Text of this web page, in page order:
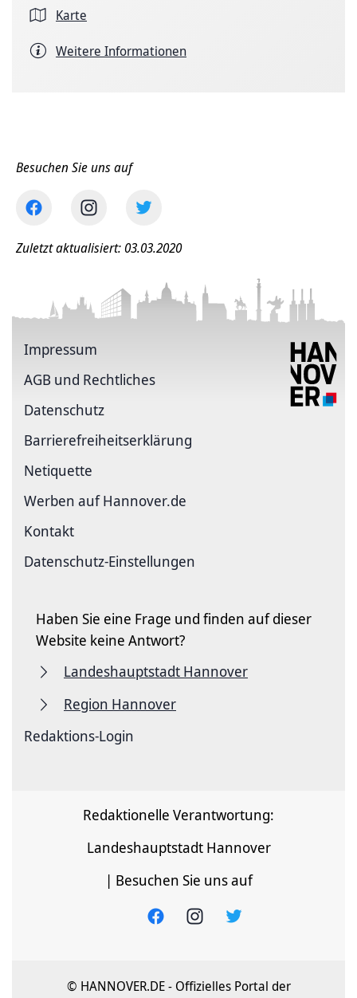
Karte
Weitere Informationen
Besuchen Sie uns auf
Zuletzt aktualisiert: 03.03.2020
Impressum
AGB und Rechtliches
Datenschutz
Barriere­freiheits­erklärung
Netiquette
Werben auf Hannover.de
Kontakt
Datenschutz-Einstellungen
Haben Sie eine Frage und finden auf dieser
Website keine Antwort?
Landeshauptstadt Hannover
Region Hannover
Redaktions-Login
Redaktionelle Verantwortung:
Landeshauptstadt Hannover
| Besuchen Sie uns auf
© HANNOVER.DE - Offizielles Portal der